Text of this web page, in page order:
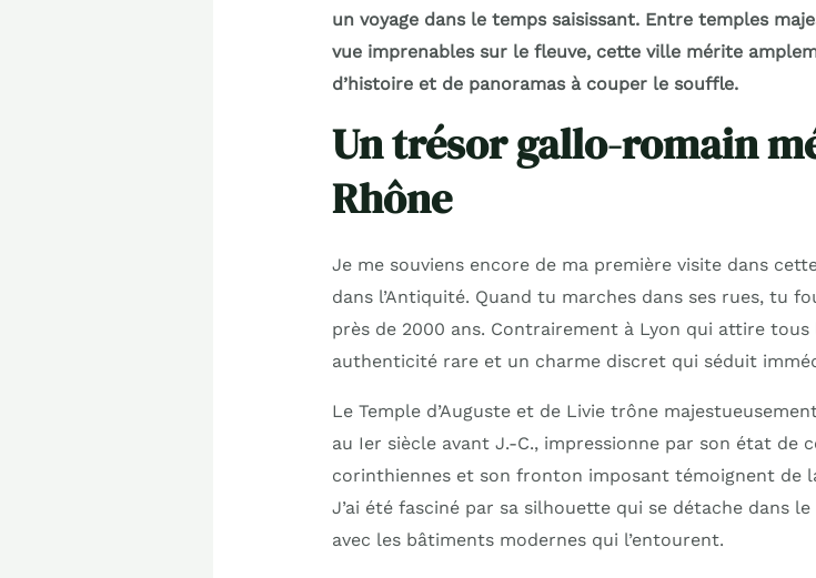
un voyage dans le temps saisissant. Entre temples
vue imprenables sur le fleuve, cette ville mérite
d’histoire et de panoramas à couper le souffle.
Un trésor gallo-romain
Rhône
Je me souviens encore de ma première visite dans
dans l’Antiquité. Quand tu marches dans ses rues, tu
près de 2000 ans. Contrairement à Lyon qui attire
authenticité rare et un charme discret qui séduit
Le Temple d’Auguste et de Livie trône
au Ier siècle avant J.-C., impressionne par son état de
corinthiennes et son fronton imposant témoignent de
J’ai été fasciné par sa silhouette qui se détache dans
avec les bâtiments modernes qui l’entourent.